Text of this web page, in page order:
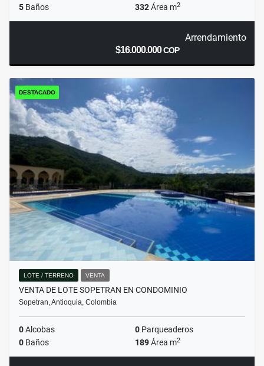
5 Baños 332Área m2
Arrendamiento
$16.000.000COP
DESTACADO
LOTE / TERRENO VENTA
VENTA DE LOTE SOPETRAN EN CONDOMINIO
Sopetran, Antioquia, Colombia
0Alcobas 0 Parqueaderos
0 Baños 189Área m2